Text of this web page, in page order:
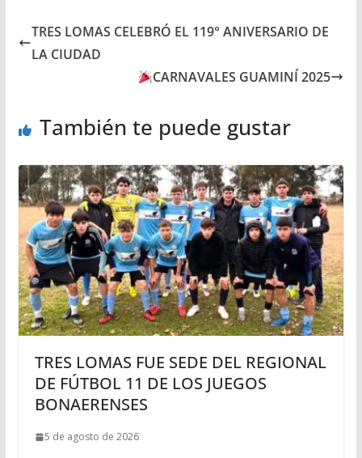
TRES LOMAS CELEBRÓ EL 119° ANIVERSARIO DE
LA CIUDAD
CARNAVALES GUAMINÍ 2025
También te puede gustar
TRES LOMAS FUE SEDE DEL REGIONAL
DE FÚTBOL 11 DE LOS JUEGOS
BONAERENSES
5 de agosto de 2026